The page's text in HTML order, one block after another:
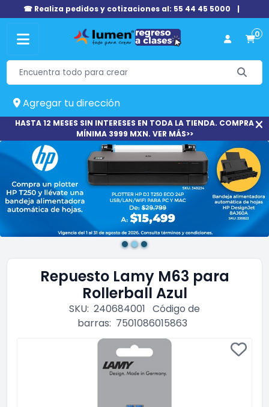
☎ Realiza pedidos y cotizaciones al: 55 44 45 5000 |
0
Agregar tu dirección
HASTA 12 MESES SIN INTERESES EN TODA LA TIENDA. COMPRA
MÍNIMA 3999 MXN. VER MÁS>>
Repuesto Lamy M63 para
Rollerball Azul
SKU: 240684001 Código de
barras: 7501086015863